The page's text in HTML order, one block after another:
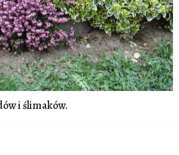
i ślimaków.